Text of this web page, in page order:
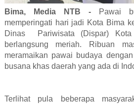
Bima, Media NTB - Pawai
memperingati hari jadi Kota Bima
Dinas Pariwisata (Dispar)
berlangsung meriah. Ribuan
meramaikan pawai budaya
busana khas daerah yang ada di
Terlihat pula beberapa